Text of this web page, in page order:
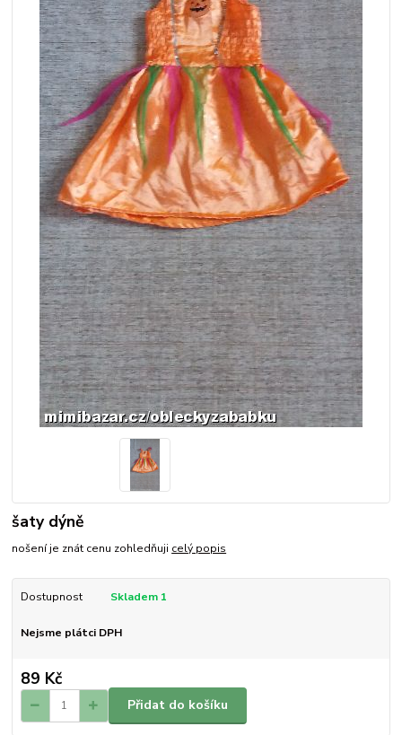
šaty dýně
nošení je znát cenu zohledňuji celý popis
Dostupnost Skladem 1
Nejsme plátci DPH
89 Kč
Přidat do košíku